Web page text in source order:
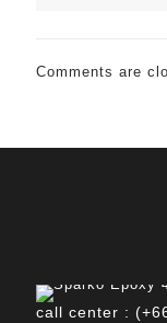
Comments are
call center :